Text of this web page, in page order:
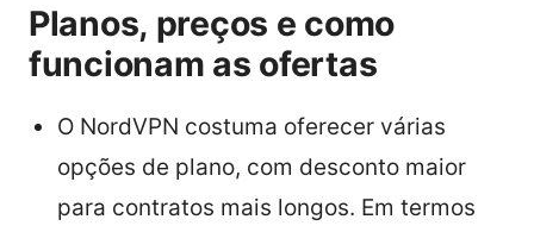
Planos, preços e como
funcionam as ofertas
O NordVPN costuma oferecer várias
opções de plano, com desconto maior
para contratos mais longos. Em termos